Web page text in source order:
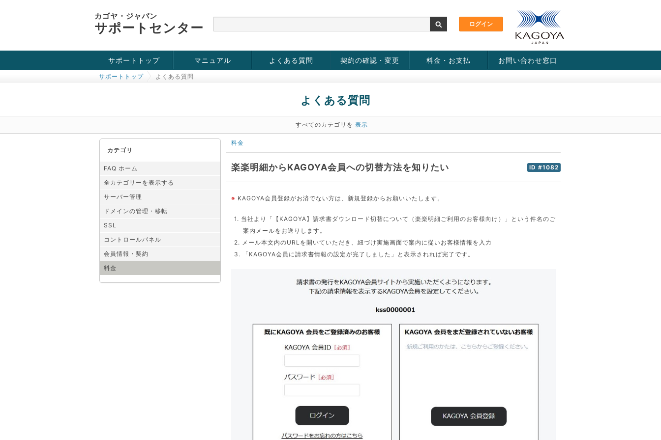
カゴヤ・ジャパン
サポートセンター
サポートトップ
お役立ち情報
チュートリアル
障害・メンテナンス情報
マニュアル よくある質問 契約の確認・変更 料金・お支払 お問い合わせ窓口
サポートトップ よくある質問
よくある質問
すべてのカテゴリを 表示
カテゴリ
FAQ ホーム
全カテゴリーを表示する
サーバー管理
ドメインの管理・移転
SSL
コントロールパネル
会員情報・契約
料金
料金
ID #1082
楽楽明細からKAGOYA会員への切替方法を知りたい
※ KAGOYA会員登録がお済でない方は、新規登録からお願いいたします。
1. 当社より「【KAGOYA】請求書ダウンロード切替について（楽楽明細ご利用のお客様向け）」という件名のご
案内メールをお送りします。
2. メール本文内のURLを開いていただき、紐づけ実施画面で案内に従いお客様情報を入力
3. 「KAGOYA会員に請求書情報の設定が完了しました」と表示されれば完了です。